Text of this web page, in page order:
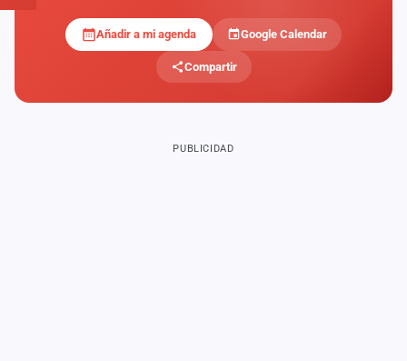
Añadir a mi agenda Google Calendar
Compartir
PUBLICIDAD